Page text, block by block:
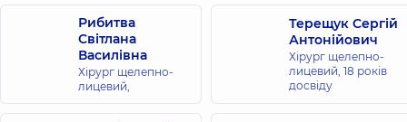
Рибитва
Світлана
Василівна
Хірург щелепно-
лицевий,
Терещук Сергій
Антонійович
Хірург щелепно-
лицевий, 18 років
досвіду